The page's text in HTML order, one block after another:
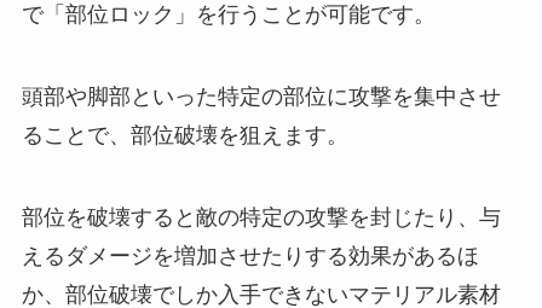
で「部位ロック」を行うことが可能です。
頭部や脚部といった特定の部位に攻撃を集中させ
ることで、部位破壊を狙えます。
部位を破壊すると敵の特定の攻撃を封じたり、与
えるダメージを増加させたりする効果があるほ
か、部位破壊でしか入手できないマテリアル素材